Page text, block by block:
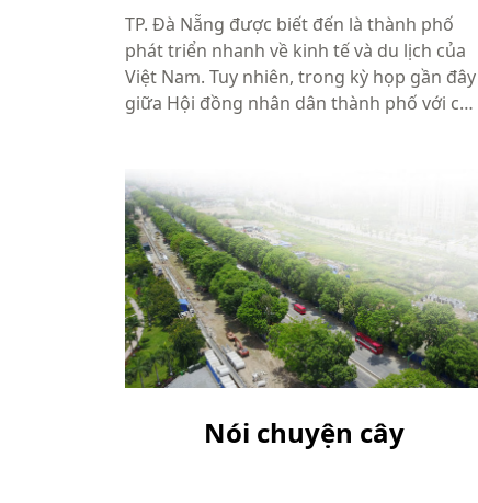
dân
TP. Đà Nẵng được biết đến là thành phố
phát triển nhanh về kinh tế và du lịch của
Việt Nam. Tuy nhiên, trong kỳ họp gần đây
giữa Hội đồng nhân dân thành phố với các
từ phía cử tri phản ánh...
Nói chuyện cây